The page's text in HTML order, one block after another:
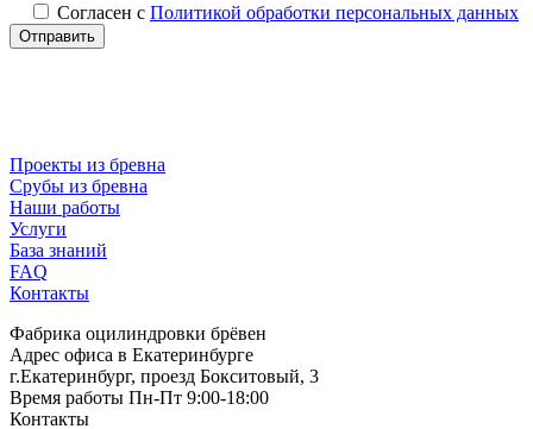
Согласен с Политикой обработки персональных данных
Проекты из бревна
Срубы из бревна
Наши работы
Услуги
База знаний
FAQ
Контакты
Фабрика оцилиндровки брёвен
Адрес офиса в Екатеринбурге
г.Екатеринбург, проезд Бокситовый, 3
Время работы Пн-Пт 9:00-18:00
Контакты